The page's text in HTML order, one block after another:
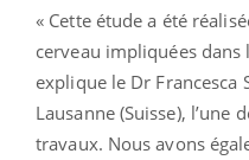
« Cette étude a été
cerveau impliquées
explique le Dr Francesca
Lausanne (Suisse), l’une
travaux. Nous avons